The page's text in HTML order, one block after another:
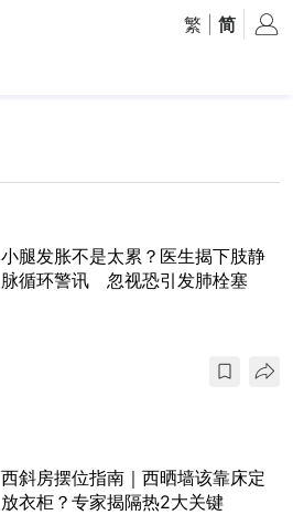
繁 简
小腿发胀不是太累？医生揭下肢静
脉循环警讯 忽视恐引发肺栓塞
西斜房摆位指南｜西晒墙该靠床定
放衣柜？专家揭隔热2大关键